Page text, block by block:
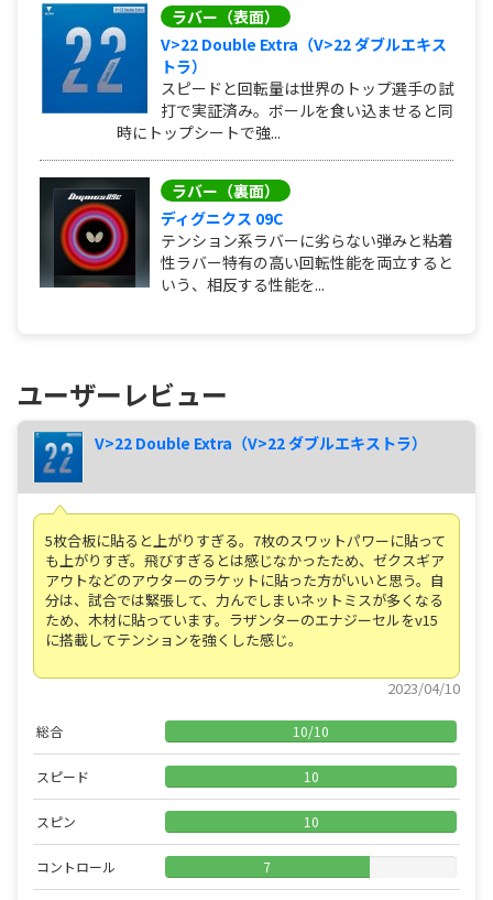
ラバー（表面）
V>22 Double Extra（V>22 ダブルエキス
トラ）
スピードと回転量は世界のトップ選手の試
打で実証済み。ボールを食い込ませると同
時にトップシートで強...
ラバー（裏面）
ディグニクス 09C
テンション系ラバーに劣らない弾みと粘着
性ラバー特有の高い回転性能を両立すると
いう、相反する性能を...
ユーザーレビュー
V>22 Double Extra（V>22 ダブルエキストラ）
5枚合板に貼ると上がりすぎる。7枚のスワットパワーに貼って
も上がりすぎ。飛びすぎるとは感じなかったため、ゼクスギア
アウトなどのアウターのラケットに貼った方がいいと思う。自
分は、試合では緊張して、力んでしまいネットミスが多くなる
ため、木材に貼っています。ラザンターのエナジーセルをv15
に搭載してテンションを強くした感じ。
2023/04/10
総合 10/10
スピード 10
スピン 10
コントロール 7